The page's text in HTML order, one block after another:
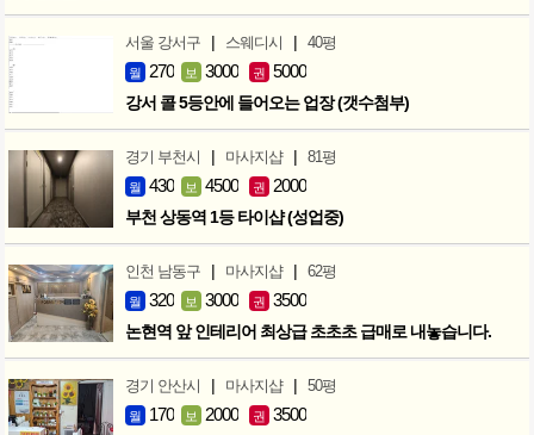
서울 강서구 | 스웨디시 | 40평
월 270 보 3000 권 5000
강서 콜 5등안에 들어오는 업장 (갯수첨부)
경기 부천시 | 마사지샵 | 81평
월 430 보 4500 권 2000
부천 상동역 1등 타이샵 (성업중)
인천 남동구 | 마사지샵 | 62평
월 320 보 3000 권 3500
논현역 앞 인테리어 최상급 초초초 급매로 내놓습니다.
경기 안산시 | 마사지샵 | 50평
월 170 보 2000 권 3500